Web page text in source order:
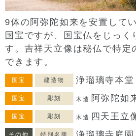
9体の阿弥陀如来を安置して
国宝ですが、国宝仏をじっく
す。吉祥天立像は秘仏で特定
できます。
国宝 建造物 浄瑠璃寺本堂
国宝 彫刻 木造 阿弥陀如
国宝 彫刻 木造 四天王立
その他 特別名勝